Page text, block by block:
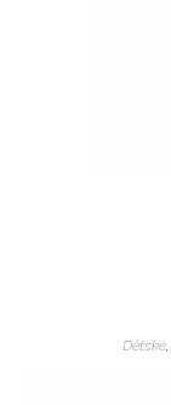
Dětské,